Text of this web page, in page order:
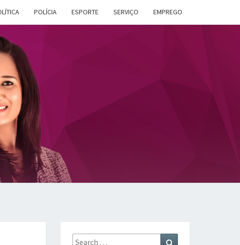
POLÍCIA ESPORTE SERVIÇO EMPREGO
Search